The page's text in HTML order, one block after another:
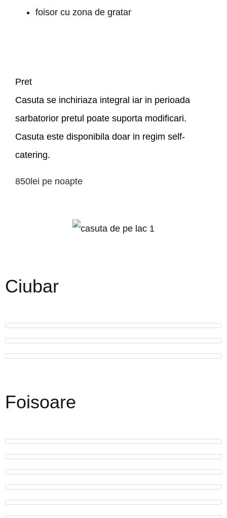
foisor cu zona de gratar
Pret
Casuta se inchiriaza integral iar in perioada
sarbatorior pretul poate suporta modificari.
Casuta este disponibila doar in regim self-
catering.
850lei pe noapte
Ciubar
Foisoare